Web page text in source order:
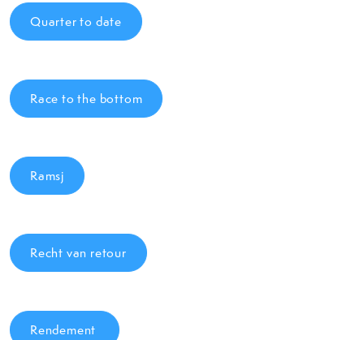
Quarter to date
Race to the bottom
Ramsj
Recht van retour
Rendement